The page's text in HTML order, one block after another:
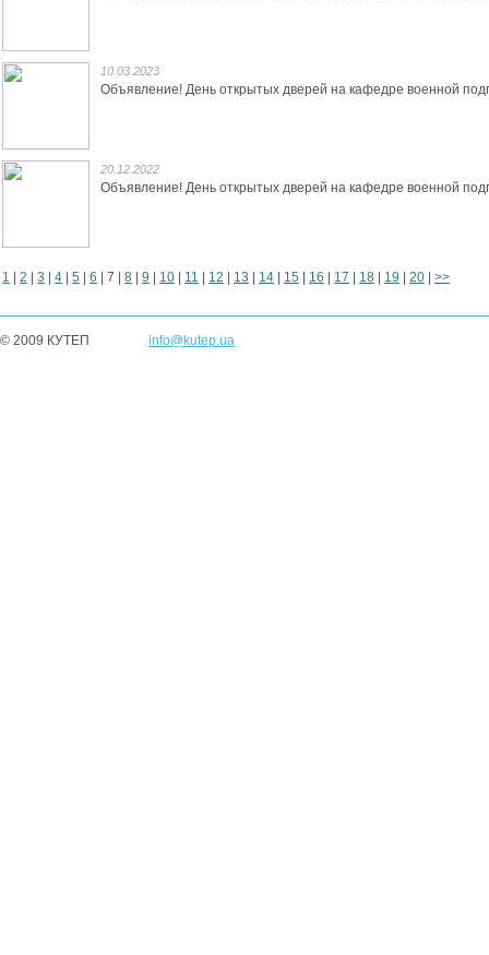
10.03.2023
Объявление! День открытых дверей на кафедре военной
20.12.2022
Объявление! День открытых дверей на кафедре военной
1 2 3 4 5 6 7 8 9 10 11 12 13 14 15 16 17 18 19 20 >>
© 2009 КУТЕП info@kutep.ua